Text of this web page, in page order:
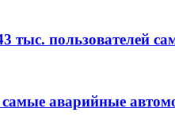
тыс. пользователей
аварийные